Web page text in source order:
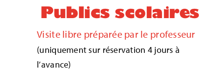
Publics scolaires
Visite libre préparée par le professeur
(uniquement sur réservation 4 jours à
l’avance)